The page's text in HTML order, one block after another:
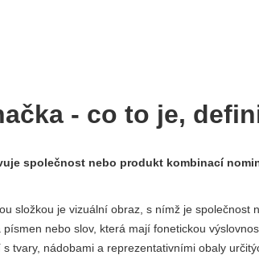
- co to je,
společnost nebo produkt kombinací
složkou je vizuální obraz, s nímž je společnost
nebo slov, která mají fonetickou
tvary, nádobami a reprezentativními obaly